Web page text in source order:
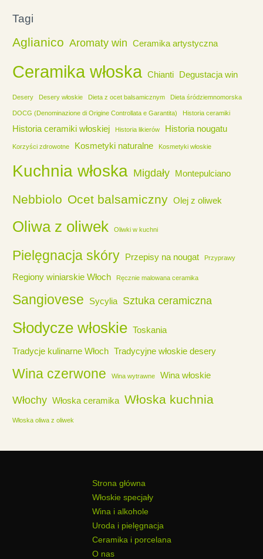
Tagi
Aglianico Aromaty win Ceramika artystyczna
Ceramika włoska Chianti Degustacja win
Desery Desery włoskie Dieta z ocet balsamicznym Dieta śródziemnomorska
DOCG (Denominazione di Origine Controllata e Garantita) Historia ceramiki
Historia ceramiki włoskiej Historia likierów Historia nougatu
Korzyści zdrowotne Kosmetyki naturalne Kosmetyki włoskie
Kuchnia włoska Migdały Montepulciano
Nebbiolo Ocet balsamiczny Olej z oliwek
Oliwa z oliwek Oliwki w kuchni
Pielęgnacja skóry Przepisy na nougat Przyprawy
Regiony winiarskie Włoch Ręcznie malowana ceramika
Sangiovese Sycylia Sztuka ceramiczna
Słodycze włoskie Toskania
Tradycje kulinarne Włoch Tradycyjne włoskie desery
Wina czerwone Wina wytrawne Wina włoskie
Włochy Włoska ceramika Włoska kuchnia
Włoska oliwa z oliwek
Strona główna
Włoskie specjały
Wina i alkohole
Uroda i pielęgnacja
Ceramika i porcelana
O nas